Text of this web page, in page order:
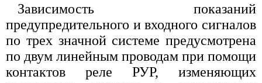
Зависимость показаний
предупредительного и входного сигналов
по трех значной системе предусмотрена
по двум линейным проводам при помощи
контактов реле РУР, изменяющих